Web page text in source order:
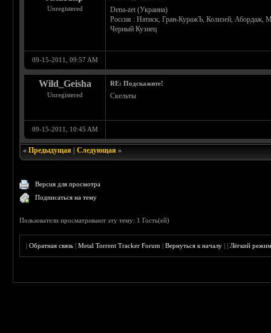
Unregistered
Dena-zet (Украина)
Россия : Натиск, Гран-КуражЪ, Колизей, Абордаж,
Черный Кузнец
09-15-2011, 09:57 AM
Wild_Geisha
Unregistered
RE: Подскажите!
Скельты
09-15-2011, 10:45 AM
«Предыдущая |Следующая »
Версия для просмотра
Подписаться на тему
Пользователи просматривают эту тему: 1 Гость(ей)
|Обратная связь |Metal Torrent Tracker Forum |Вернуться к началу ||Лёгкий